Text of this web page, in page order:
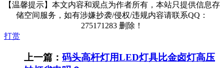
【温馨提示】本文内容和观点为作者所有，本站只提供信息存
储空间服务，如有涉嫌抄袭/侵权/违规内容请联系QQ：
275171283 删除！
打赏
上一篇： 码头高杆灯用LED灯具比金卤灯高压